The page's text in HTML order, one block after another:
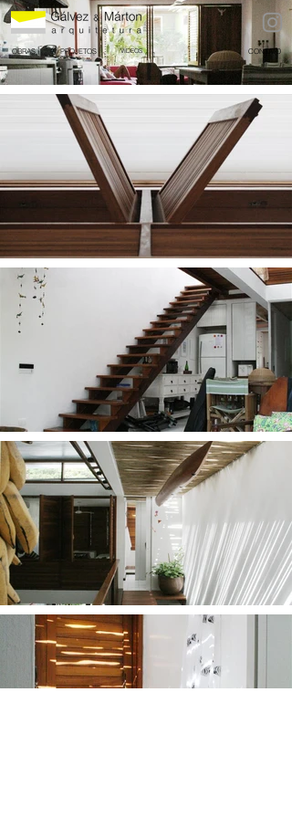
PROJETOS
OBRAS VÍDEOS CONTATO